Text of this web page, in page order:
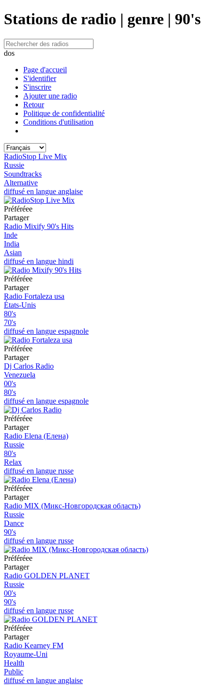
Stations de radio | genre | 90's
dos
Page d'accueil
S'identifier
S'inscrire
Ajouter une radio
Retour
Politique de confidentialité
Conditions d'utilisation
RadioStop Live Mix
Russie
Soundtracks
Alternative
diffusé en langue anglaise
Préféréeе
Partager
Radio Mixify 90's Hits
Inde
India
Asian
diffusé en langue hindi
Préféréeе
Partager
Radio Fortaleza usa
États-Unis
80's
70's
diffusé en langue espagnole
Préféréeе
Partager
Dj Carlos Radio
Venezuela
00's
80's
diffusé en langue espagnole
Préféréeе
Partager
Radio Elena (Елена)
Russie
80's
Relax
diffusé en langue russe
Préféréeе
Partager
Radio MIX (Микс-Новгородская область)
Russie
Dance
90's
diffusé en langue russe
Préféréeе
Partager
Radio GOLDEN PLANET
Russie
00's
90's
diffusé en langue russe
Préféréeе
Partager
Radio Kearney FM
Royaume-Uni
Health
Public
diffusé en langue anglaise